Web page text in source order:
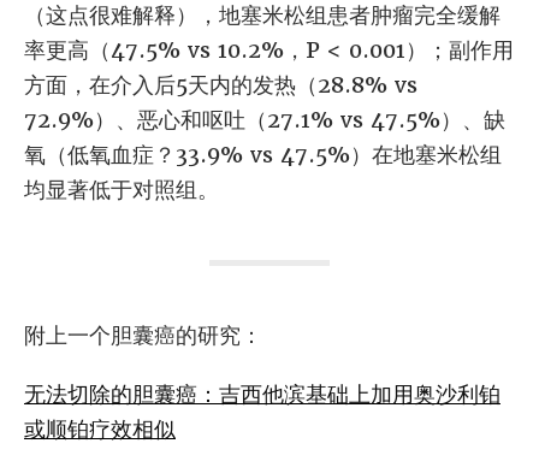
（这点很难解释），地塞米松组患者肿瘤完全缓解
率更高（47.5% vs 10.2%，P < 0.001）；副作用
方面，在介入后5天内的发热（28.8% vs
72.9%）、恶心和呕吐（27.1% vs 47.5%）、缺
氧（低氧血症？33.9% vs 47.5%）在地塞米松组
均显著低于对照组。
附上一个胆囊癌的研究：
无法切除的胆囊癌：吉西他滨基础上加用奥沙利铂
或顺铂疗效相似